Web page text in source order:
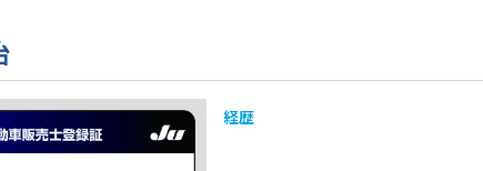
経歴